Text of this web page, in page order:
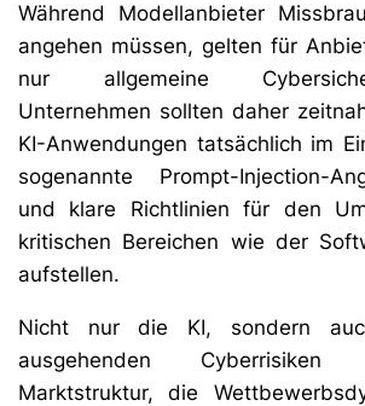
Während Modellanbieter
angehen müssen, gelten für
nur allgemeine
Unternehmen sollten daher
KI-Anwendungen tatsächlich im
sogenannte Prompt-Injection-
und klare Richtlinien für den
kritischen Bereichen wie der
aufstellen.
Nicht nur die KI, sondern
ausgehenden
Marktstruktur, die